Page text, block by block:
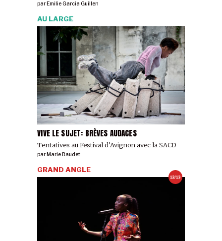
parEmilie Garcia Guillen
VIVE LE SUJET: BRÈVES AUDACES
Tentatives au Festival d’Avignon avec la SACD
AU LARGE
par Marie Baudet
12/13
GRAND ANGLE